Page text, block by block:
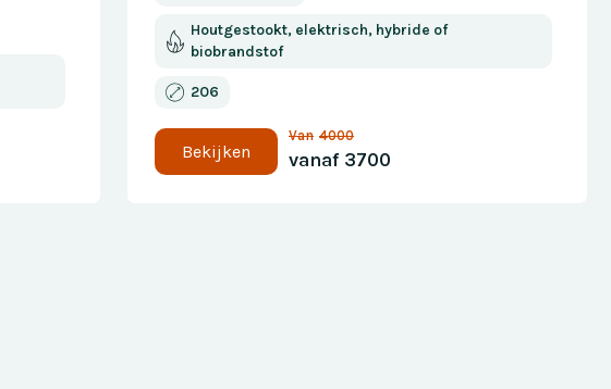
Houtgestookt, elektrisch, hybride of
biobrandstof
206
Bekijken
Van 4000
vanaf 3700